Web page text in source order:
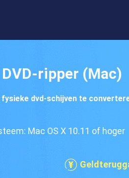
ripper (Mac)
dvd-schijven te
Mac OS X 10.11 of hoger